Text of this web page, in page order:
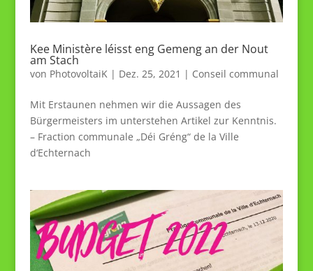
Kee Ministère léisst eng Gemeng an der Nout
am Stach
von PhotovoltaiK| Dez. 25, 2021 | Conseil communal
Mit Erstaunen nehmen wir die Aussagen des
Bürgermeisters im unterstehen Artikel zur Kenntnis.
– Fraction communale „Déi Gréng“ de la Ville
d‘Echternach